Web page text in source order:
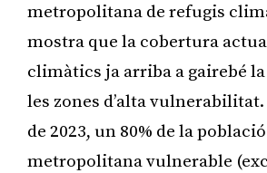
metropolitana de refugis
mostra que la cobertura
climàtics ja arriba a gairebé
les zones d’alta
de 2023, un 80% de la població
metropolitana vulnerable